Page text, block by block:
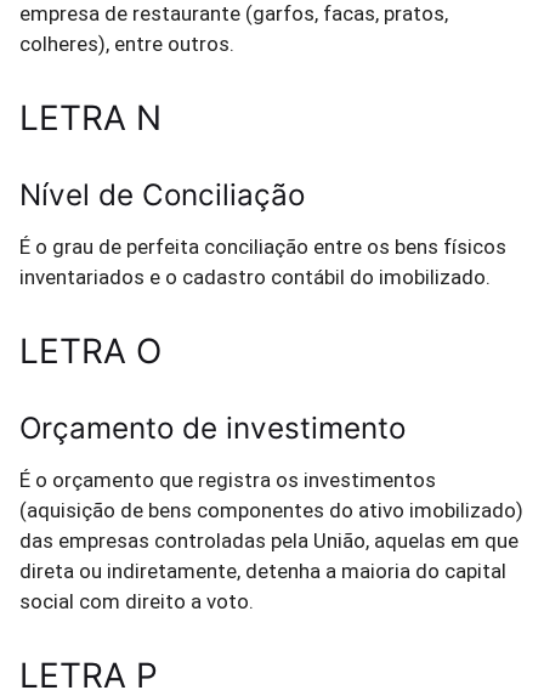
empresa de restaurante (garfos, facas, pratos,
colheres), entre outros.
LETRA N
Nível de Conciliação
É o grau de perfeita conciliação entre os bens físicos
inventariados e o cadastro contábil do imobilizado.
LETRA O
Orçamento de investimento
É o orçamento que registra os investimentos
(aquisição de bens componentes do ativo imobilizado)
das empresas controladas pela União, aquelas em que
direta ou indiretamente, detenha a maioria do capital
social com direito a voto.
LETRA P